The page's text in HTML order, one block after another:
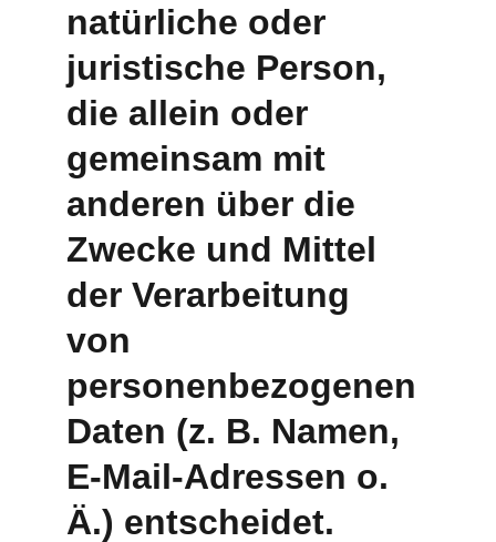
natürliche oder
juristische Person,
die allein oder
gemeinsam mit
anderen über die
Zwecke und Mittel
der Verarbeitung
von
personenbezogenen
Daten (z. B. Namen,
E-Mail-Adressen o.
Ä.) entscheidet.